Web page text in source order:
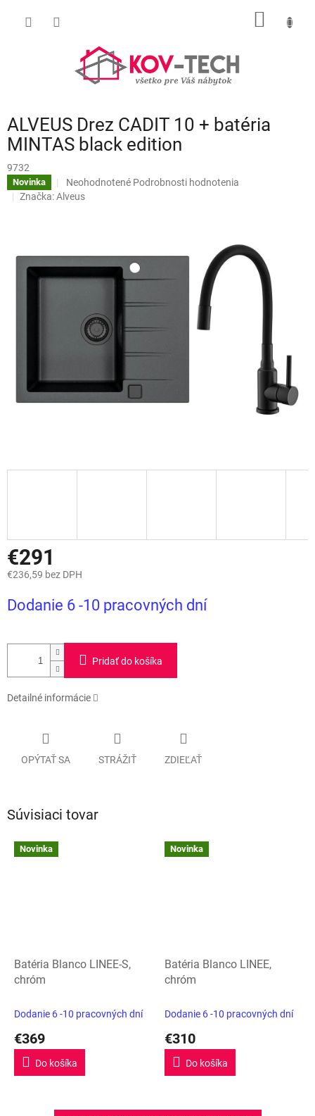
ALVEUS Drez CADIT 10 + batéria
MINTAS black edition
9732
Novinka
Priemerné
hodnotenie
hviezdičiek.
Neohodnotené Podrobnosti hodnotenia
Značka:Alveus
€291
€236,59 bez DPH
cena:
Dodanie 6 -10 pracovných dní
Pridať do košíka
Detailné informácie
OPÝTAŤ SA STRÁŽIŤ ZDIEĽAŤ
Súvisiaci tovar
Novinka
Batéria Blanco LINEE-S,
chróm
Dodanie 6 -10 pracovných dní
€369
Do košíka
Novinka
Batéria Blanco LINEE,
chróm
Dodanie 6 -10 pracovných dní
€310
Do košíka